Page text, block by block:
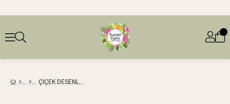
ÇIÇEK DESENLI İNCE DANTEL (EN 160 CM X BOY 400 CM)